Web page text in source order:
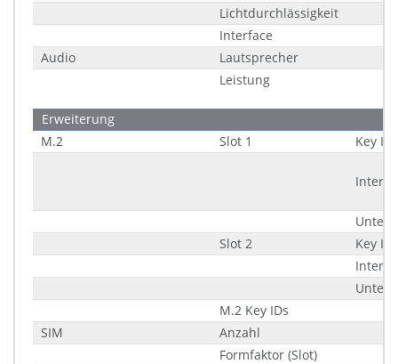
Lichtdurchlässigkeit
Interface
Audio
Lautsprecher
Leistung
Erweiterung
M.2
Slot 1 Key ID
Slot 2
Key ID
M.2 Key IDs
SIM
Anzahl
Formfaktor (Slot)